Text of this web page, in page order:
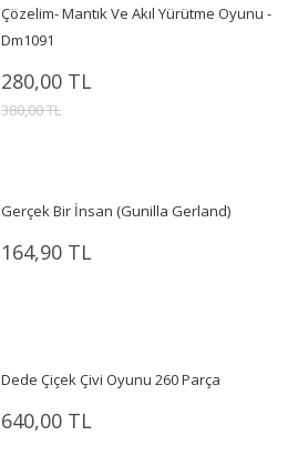
Çözelim- Mantık Ve Akıl Yürütme Oyunu -
Dm1091
280,00 TL
380,00 TL
Gerçek Bir İnsan (Gunilla Gerland)
164,90 TL
Dede Çiçek Çivi Oyunu 260 Parça
640,00 TL